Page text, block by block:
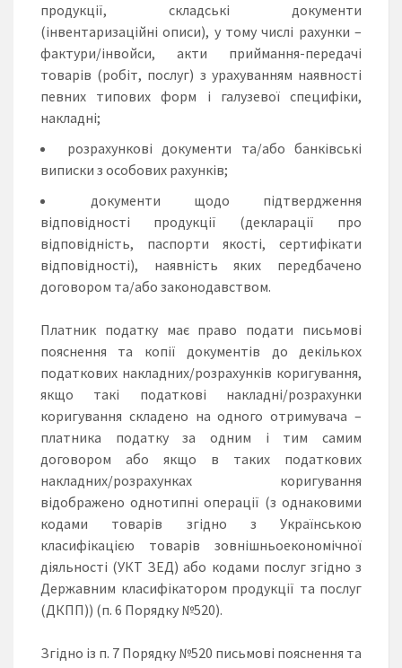
продукції, складські документи
(інвентаризаційні описи), у тому числі рахунки –
фактури/інвойси, акти приймання-передачі
товарів (робіт, послуг) з урахуванням наявності
певних типових форм і галузевої специфіки,
накладні;
розрахункові документи та/або банківські
виписки з особових рахунків;
документи щодо підтвердження
відповідності продукції (декларації про
відповідність, паспорти якості, сертифікати
відповідності), наявність яких передбачено
договором та/або законодавством.
Платник податку має право подати письмові
пояснення та копії документів до декількох
податкових накладних/розрахунків коригування,
якщо такі податкові накладні/розрахунки
коригування складено на одного отримувача –
платника податку за одним і тим самим
договором або якщо в таких податкових
накладних/розрахунках коригування
відображено однотипні операції (з однаковими
кодами товарів згідно з Українською
класифікацією товарів зовнішньоекономічної
діяльності (УКТ ЗЕД) або кодами послуг згідно з
Державним класифікатором продукції та послуг
(ДКПП)) (п. 6 Порядку №520).
Згідно із п. 7 Порядку №520 письмові пояснення та